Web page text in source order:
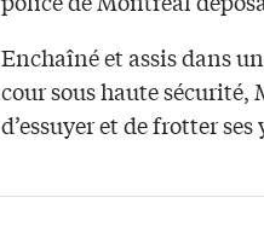
Enchaîné et assis dans
cour sous haute sécurité,
d’essuyer et de frotter